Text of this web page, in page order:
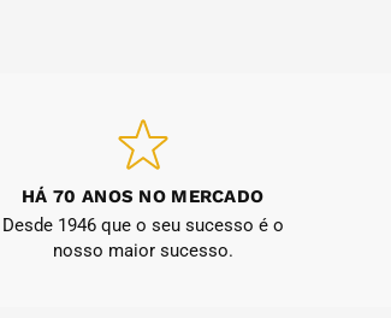
HÁ 70 ANOS NO MERCADO
Desde 1946 que o seu sucesso é o
nosso maior sucesso.